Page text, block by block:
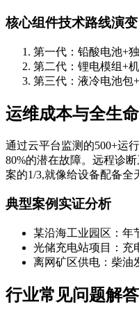
核心组件技术路线演变
第一代：铅酸电池+
第二代：锂电模组+
第三代：液冷电池包
运维成本与全生
通过云平台监测的500+运
80%的潜在故障。远程诊
案的1/3,就像给设备配备全
典型案例实证分析
某沿海工业园区：年
光储充电站项目：充
离网矿区供电：柴油
行业常见问题解答